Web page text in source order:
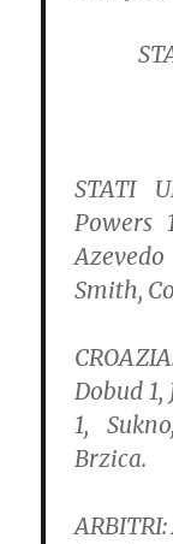
STATI
Powers
Smith,
Dobud
1,
Brzica.
ARBITRI: